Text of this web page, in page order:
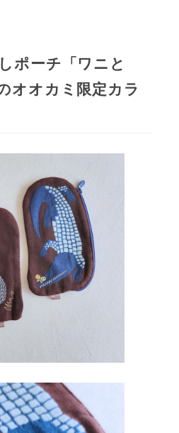
ポーチ「ワニと
オオカミ限定カラ